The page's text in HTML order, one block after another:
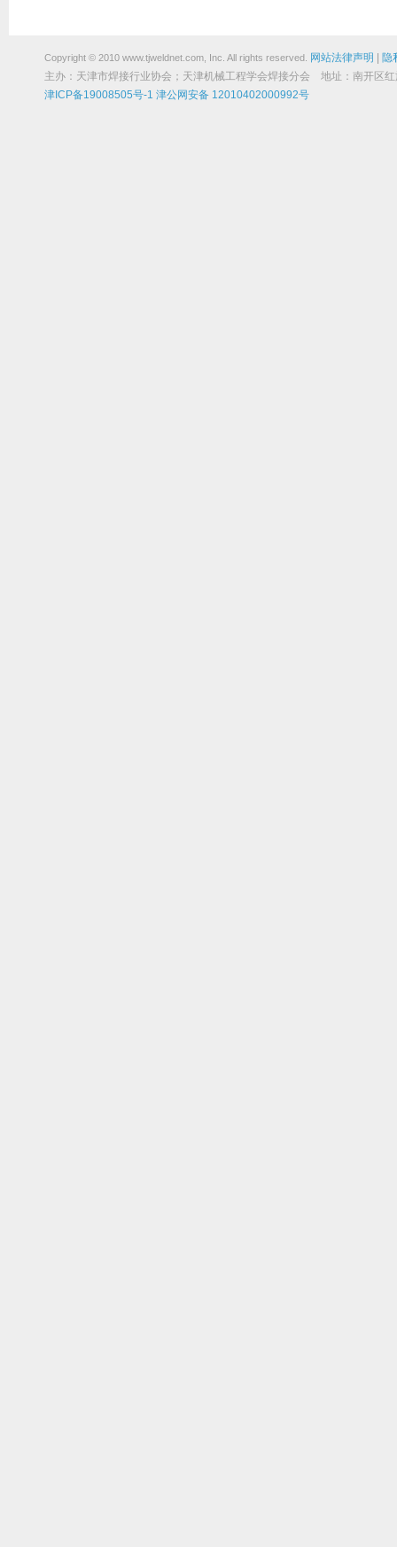
Copyright © 2010 www.tjweldnet.com, Inc. All rights reserved. 网站法律声明
隐
主办：天津市焊接行业协会；天津机械工程学会焊接分会 地址：南开
津ICP备19008505号-1 津公网安备 12010402000992号